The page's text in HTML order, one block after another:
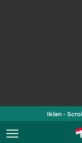
Iklan -